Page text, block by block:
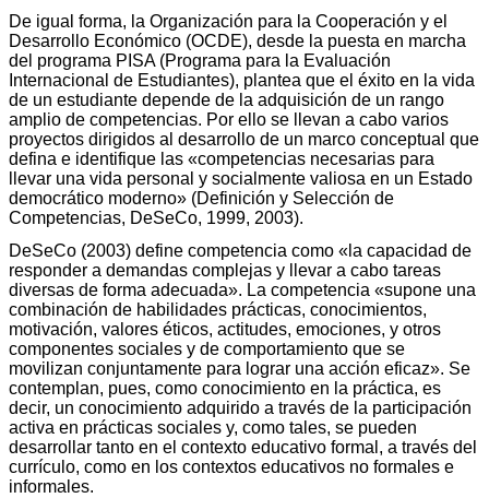
De igual forma, la Organización para la Cooperación y el
Desarrollo Económico (OCDE), desde la puesta en marcha
del programa PISA (Programa para la Evaluación
Internacional de Estudiantes), plantea que el éxito en la vida
de un estudiante depende de la adquisición de un rango
amplio de competencias. Por ello se llevan a cabo varios
proyectos dirigidos al desarrollo de un marco conceptual que
defina e identifique las «competencias necesarias para
llevar una vida personal y socialmente valiosa en un Estado
democrático moderno» (Definición y Selección de
Competencias, DeSeCo, 1999, 2003).
DeSeCo (2003) define competencia como «la capacidad de
responder a demandas complejas y llevar a cabo tareas
diversas de forma adecuada». La competencia «supone una
combinación de habilidades prácticas, conocimientos,
motivación, valores éticos, actitudes, emociones, y otros
componentes sociales y de comportamiento que se
movilizan conjuntamente para lograr una acción eficaz». Se
contemplan, pues, como conocimiento en la práctica, es
decir, un conocimiento adquirido a través de la participación
activa en prácticas sociales y, como tales, se pueden
desarrollar tanto en el contexto educativo formal, a través del
currículo, como en los contextos educativos no formales e
informales.